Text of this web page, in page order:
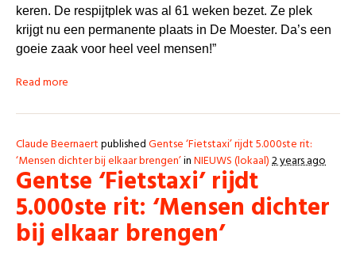
keren. De respijtplek was al 61 weken bezet. Ze plek
krijgt nu een permanente plaats in De Moester. Da’s een
goeie zaak voor heel veel mensen!”
Read more
Claude BeernaertpublishedGentse ‘Fietstaxi’ rijdt 5.000ste rit:
‘Mensen dichter bij elkaar brengen’inNIEUWS (lokaal)2 years ago
Gentse ‘Fietstaxi’ rijdt
5.000ste rit: ‘Mensen dichter
bij elkaar brengen’